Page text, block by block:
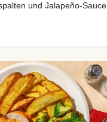
und Jalapeño-Sauce